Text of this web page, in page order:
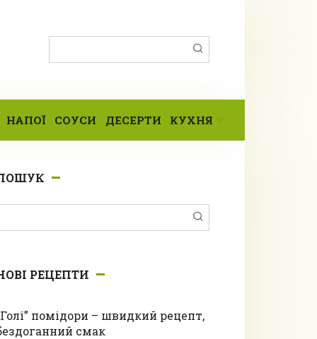
НАПОЇ СОУСИ ДЕСЕРТИ КУХНЯ
РЕЦЕПТИ
помідори – швидкий рецепт,
смак